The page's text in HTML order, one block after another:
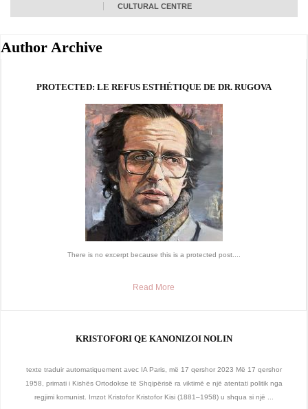
CULTURAL CENTRE
Author Archive
PROTECTED: LE REFUS ESTHÉTIQUE DE DR. RUGOVA
There is no excerpt because this is a protected post....
Read More
KRISTOFORI QE KANONIZOI NOLIN
texte traduir automatiquement avec IA Paris, më 17 qershor 2023 Më 17 qershor
1958, primati i Kishës Ortodokse të Shqipërisë ra viktimë e një atentati politik nga
regjimi komunist. Imzot Kristofor Kristofor Kisi (1881–1958) u shqua si një ...